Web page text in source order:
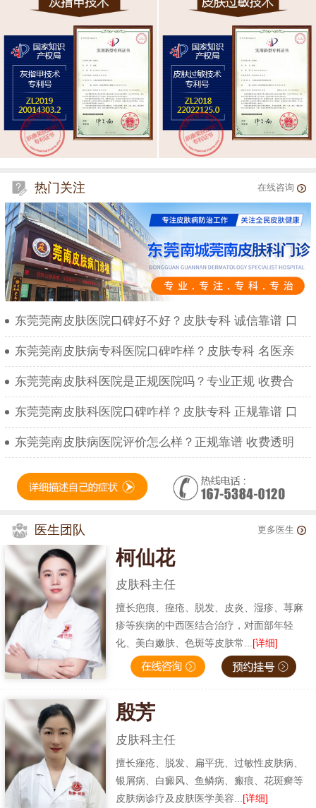
热门关注 在线咨询
东莞莞南皮肤医院口碑好不好？皮肤专科 诚信靠谱 口
东莞莞南皮肤病专科医院口碑咋样？皮肤专科 名医亲
东莞莞南皮肤科医院是正规医院吗？专业正规 收费合
东莞莞南皮肤科医院口碑咋样？皮肤专科 正规靠谱 口
东莞莞南皮肤病医院评价怎么样？正规靠谱 收费透明
医生团队 更多医生
柯仙花
皮肤科主任
擅长疤痕、痤疮、脱发、皮炎、湿疹、荨麻
疹等疾病的中西医结合治疗，对面部年轻
化、美白嫩肤、色斑等皮肤常... [详细]
殷芳
皮肤科主任
擅长痤疮、脱发、扁平疣、过敏性皮肤病、
银屑病、白癜风、鱼鳞病、瘢痕、花斑癣等
皮肤病诊疗及皮肤医学美容... [详细]